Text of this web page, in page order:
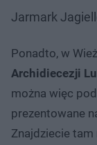
Jarmark
Ponadto, w
Archidiecezji
można więc
prezentowane
Znajdziecie